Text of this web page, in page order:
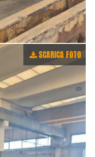
SCARICA FOTO